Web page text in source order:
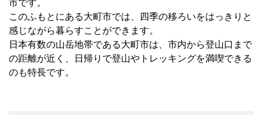
市です。
このふもとにある大町市では、四季の移ろいをはっきりと
感じながら暮らすことができます。
日本有数の山岳地帯である大町市は、市内から登山口まで
の距離が近く、日帰りで登山やトレッキングを満喫できる
のも特長です。